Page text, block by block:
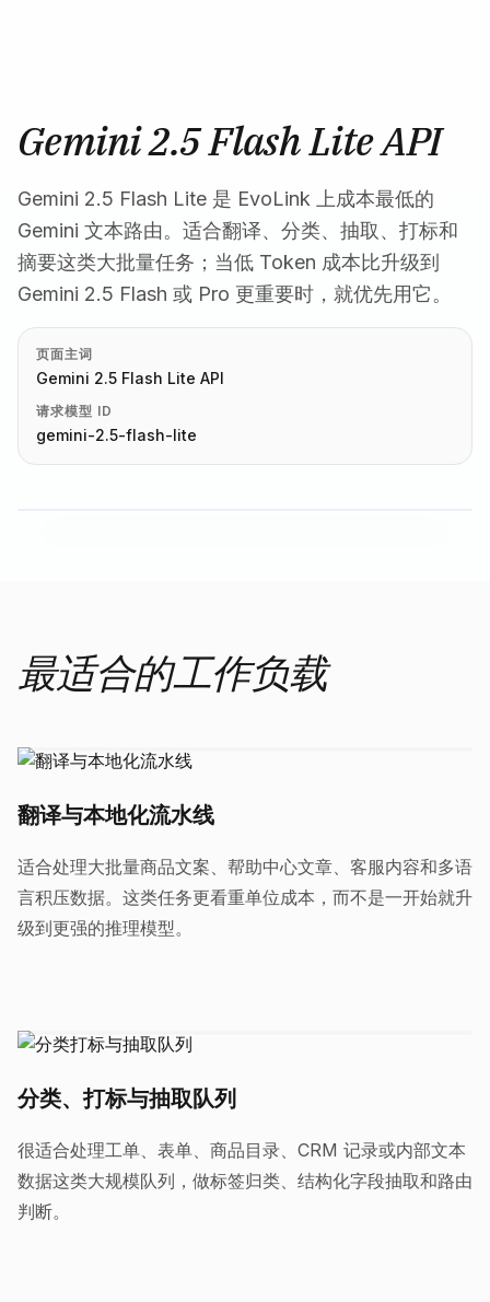
Gemini 2.5 Flash Lite API
Gemini 2.5 Flash Lite 是 EvoLink 上成本最低的
Gemini 文本路由。适合翻译、分类、抽取、打标和
摘要这类大批量任务；当低 Token 成本比升级到
Gemini 2.5 Flash 或 Pro 更重要时，就优先用它。
页面主词
Gemini 2.5 Flash Lite API
请求模型 ID
gemini-2.5-flash-lite
最适合的工作负载
翻译与本地化流水线
适合处理大批量商品文案、帮助中心文章、客服内容和多语
言积压数据。这类任务更看重单位成本，而不是一开始就升
级到更强的推理模型。
分类、打标与抽取队列
很适合处理工单、表单、商品目录、CRM 记录或内部文本
数据这类大规模队列，做标签归类、结构化字段抽取和路由
判断。